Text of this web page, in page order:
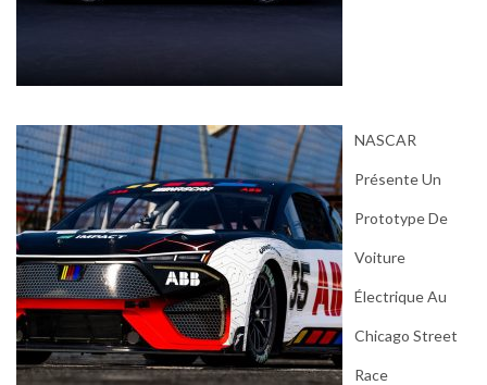
NASCAR
Présente Un
Prototype De
Voiture
Électrique Au
Chicago Street
Race